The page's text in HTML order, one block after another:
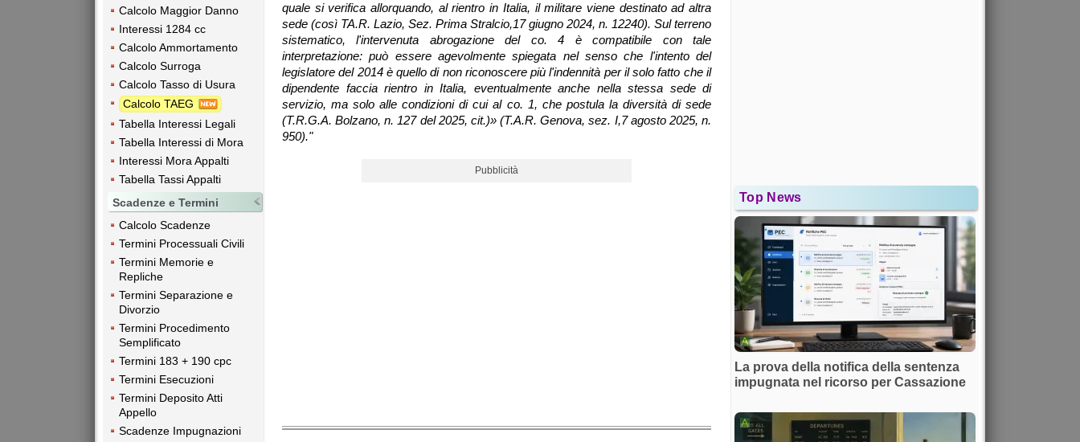
Calcolo Maggior Danno
Interessi 1284 cc
Calcolo Ammortamento
Calcolo Surroga
Calcolo Tasso di Usura
Calcolo TAEG
Tabella Interessi Legali
Tabella Interessi di Mora
Interessi Mora Appalti
Tabella Tassi Appalti
Scadenze e Termini
Calcolo Scadenze
Termini Processuali Civili
Termini Memorie e
Repliche
Termini Separazione e
Divorzio
Termini Procedimento
Semplificato
Termini 183 + 190 cpc
Termini Esecuzioni
Termini Deposito Atti
Appello
Scadenze Impugnazioni
quale si verifica allorquando, al rientro in Italia, il militare viene destinato ad altra
sede (così TA.R. Lazio, Sez. Prima Stralcio,17 giugno 2024, n. 12240). Sul terreno
sistematico, l'intervenuta abrogazione del co. 4 è compatibile con tale
interpretazione: può essere agevolmente spiegata nel senso che l'intento del
legislatore del 2014 è quello di non riconoscere più l'indennità per il solo fatto che il
dipendente faccia rientro in Italia, eventualmente anche nella stessa sede di
servizio, ma solo alle condizioni di cui al co. 1, che postula la diversità di sede
(T.R.G.A. Bolzano, n. 127 del 2025, cit.)» (T.A.R. Genova, sez. I,7 agosto 2025, n.
950)."
Pubblicità
Top News
La prova della notifica della sentenza
impugnata nel ricorso per Cassazione